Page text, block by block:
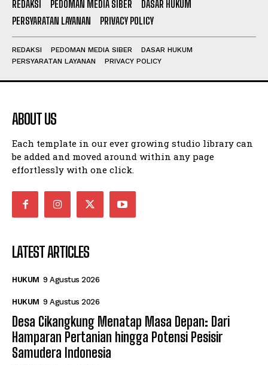
REDAKSI PEDOMAN MEDIA SIBER
DASAR HUKUM
PERSYARATAN LAYANAN
PRIVACY POLICY
REDAKSI PEDOMAN MEDIA SIBER
DASAR HUKUM
PERSYARATAN LAYANAN
PRIVACY POLICY
ABOUT US
Each template in our ever growing studio library can
be added and moved around within any page
effortlessly with one click.
LATEST ARTICLES
HUKUM 9 Agustus 2026
HUKUM 9 Agustus 2026
Desa Cikangkung Menatap Masa Depan: Dari
Hamparan Pertanian hingga Potensi Pesisir
Samudera Indonesia